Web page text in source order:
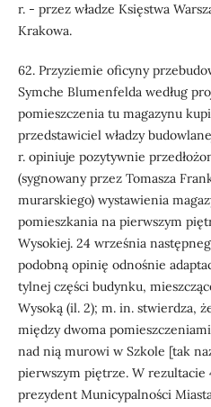
r. - przez władze Księstwa
Krakowa.
62. Przyziemie oficyny
Symche Blumenfelda według
pomieszczenia tu magazynu
przedstawiciel władzy
r. opiniuje pozytywnie
(sygnowany przez Tomasza
murarskiego) wystawienia
pomieszkania na pierwszym
Wysokiej. 24 września
podobną opinię odnośnie
tylnej części budynku,
Wysoką (il. 2); m. in. stwierdza,
między dwoma
nad nią murowi w Szkole [tak
pierwszym piętrze. W rezultacie
prezydent Municypalności